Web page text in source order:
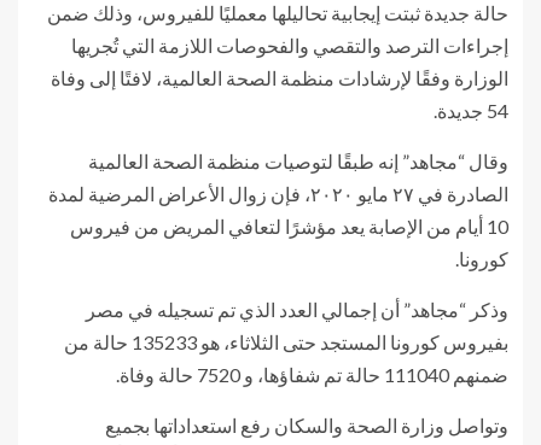
حالة جديدة ثبتت إيجابية تحاليلها معمليًا للفيروس، وذلك ضمن
إجراءات الترصد والتقصي والفحوصات اللازمة التي تُجريها
الوزارة وفقًا لإرشادات منظمة الصحة العالمية، لافتًا إلى وفاة
54 جديدة.
وقال “مجاهد” إنه طبقًا لتوصيات منظمة الصحة العالمية
الصادرة في ٢٧ مايو ٢٠٢٠، فإن زوال الأعراض المرضية لمدة
10 أيام من الإصابة يعد مؤشرًا لتعافي المريض من فيروس
كورونا.
وذكر “مجاهد” أن إجمالي العدد الذي تم تسجيله في مصر
بفيروس كورونا المستجد حتى الثلاثاء، هو 135233 حالة من
ضمنهم 111040 حالة تم شفاؤها، و 7520 حالة وفاة.
وتواصل وزارة الصحة والسكان رفع استعداداتها بجميع